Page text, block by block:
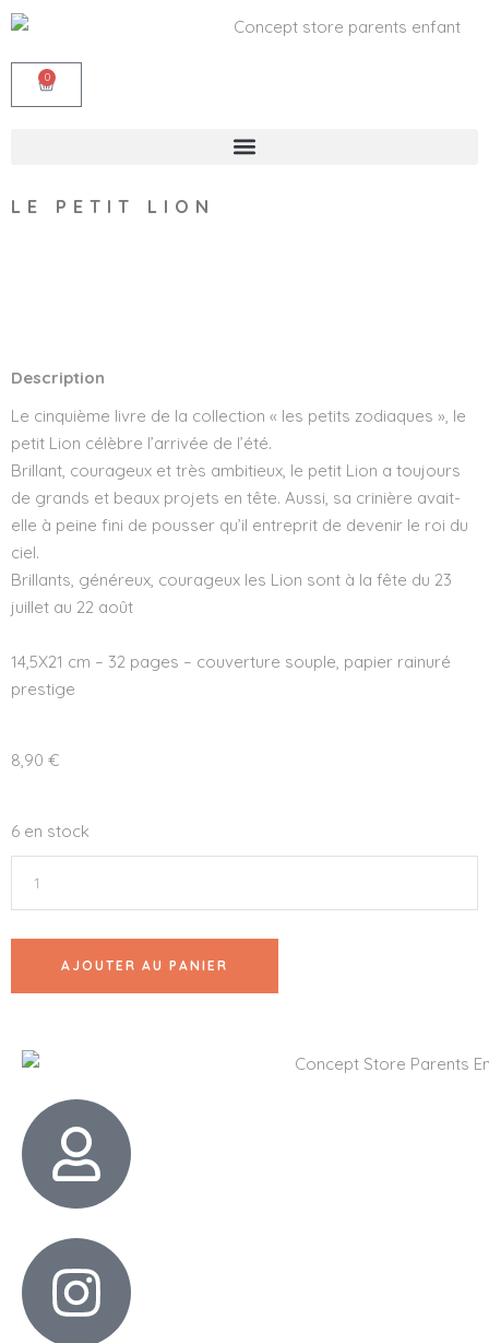
0
LE PETIT LION
Description
Le cinquième livre de la collection « les petits zodiaques », le
petit Lion célèbre l’arrivée de l’été.
Brillant, courageux et très ambitieux, le petit Lion a toujours
de grands et beaux projets en tête. Aussi, sa crinière avait-
elle à peine fini de pousser qu’il entreprit de devenir le roi du
ciel.
Brillants, généreux, courageux les Lion sont à la fête du 23
juillet au 22 août
14,5X21 cm – 32 pages – couverture souple, papier rainuré
prestige
8,90 €
6 en stock
AJOUTER AU PANIER